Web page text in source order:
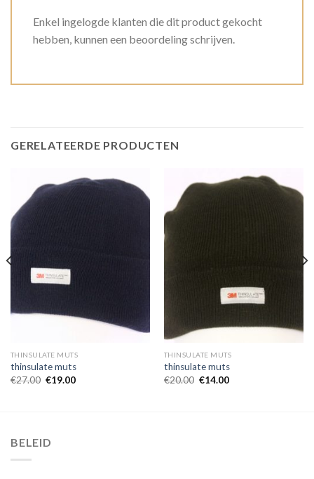
Enkel ingelogde klanten die dit product gekocht
hebben, kunnen een beoordeling schrijven.
GERELATEERDE PRODUCTEN
THINSULATE MUTS
thinsulate muts
€27.00 €19.00
THINSULATE MUTS
thinsulate muts
€20.00 €14.00
BELEID